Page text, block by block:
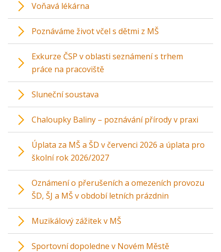
Voňavá lékárna
Poznáváme život včel s dětmi z MŠ
Exkurze ČSP v oblasti seznámení s trhem
práce na pracoviště
Sluneční soustava
Chaloupky Baliny – poznávání přírody v praxi
Úplata za MŠ a ŠD v červenci 2026 a úplata pro
školní rok 2026/2027
Oznámení o přerušeních a omezeních provozu
ŠD, ŠJ a MŠ v období letních prázdnin
Muzikálový zážitek v MŠ
Sportovní dopoledne v Novém Městě